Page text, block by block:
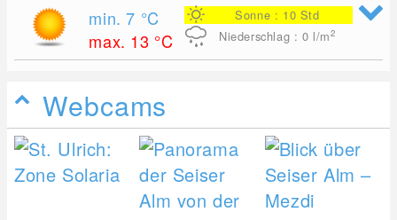
min. 7 °C
max. 13 °C
Sonne : 10 Std
Niederschlag : 0 l/m2
Webcams